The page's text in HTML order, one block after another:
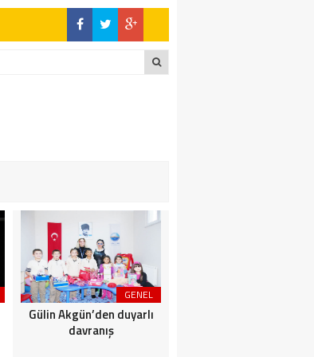
GENEL
Gülin Akgün’den duyarlı
davranış